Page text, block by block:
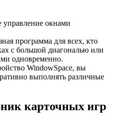
программа для всех, кто
с большой диагональю или
одновременно.
WindowSpace, вы
выполнять различные
карточных игр